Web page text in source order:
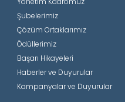
Şubelerimiz
Çözüm Ortaklarımız
Ödüllerimiz
Başarı Hikayeleri
Haberler ve Duyurular
Kampanyalar ve Duyurular